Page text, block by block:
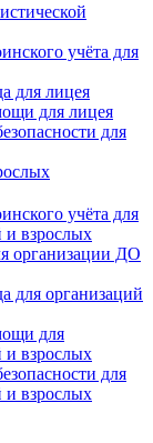
учёта для
для лицея
для лицея
для
учёта для
и взрослых
организации ДО
для организаций
для
и взрослых
для
и взрослых